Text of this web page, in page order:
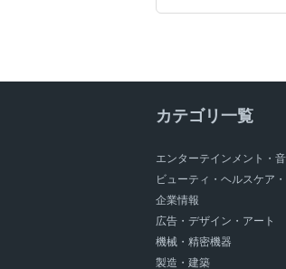
昆虫とのふれあい
アトラスオオカブト
プリントシール機
パワーアップ
カテゴリ一覧
エンターテインメント・
ビューティ・ヘルスケア
企業情報
広告・デザイン・アート
機械・精密機器
製造・建築